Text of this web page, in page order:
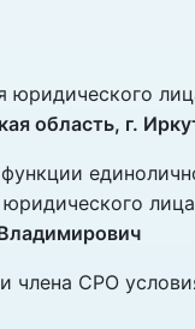
юридического
область, г.
юридического
члена СРО